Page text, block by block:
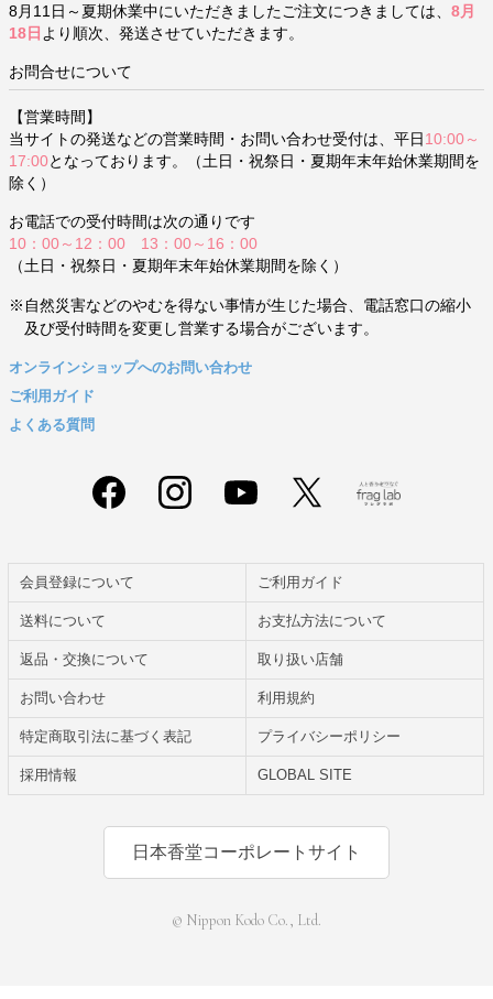
8月11日～夏期休業中にいただきましたご注文につきましては、 8月
18日 より順次、発送させていただきます。
お問合せについて
【営業時間】
当サイトの発送などの営業時間・お問い合わせ受付は、平日 10:00～
17:00となっております。（土日・祝祭日・夏期年末年始休業期間を
除く）
お電話での受付時間は次の通りです
10：00～12：00 13：00～16：00
（土日・祝祭日・夏期年末年始休業期間を除く）
※自然災害などのやむを得ない事情が生じた場合、電話窓口の縮小
及び受付時間を変更し営業する場合がございます。
オンラインショップへのお問い合わせ
ご利用ガイド
よくある質問
会員登録について ご利用ガイド
送料について お支払方法について
返品・交換について 取り扱い店舗
お問い合わせ 利用規約
特定商取引法に基づく表記 プライバシーポリシー
採用情報 GLOBAL SITE
日本香堂コーポレートサイト
© Nippon Kodo Co., Ltd.